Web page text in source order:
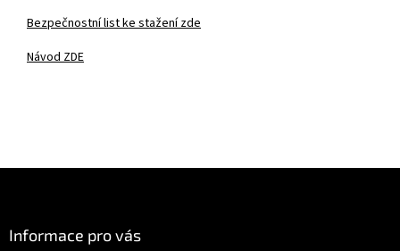
Bezpečnostní list ke stažení zde
Návod ZDE
Informace pro vás